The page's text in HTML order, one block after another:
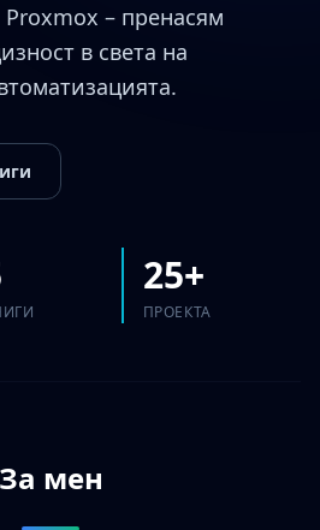
– пренасям
в света на
25+
ПРОЕКТА
За мен